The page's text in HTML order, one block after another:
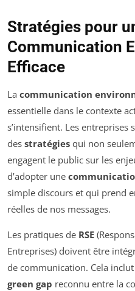
Stratégies pour
Communication
Efficace
La communication
essentielle dans le contexte
s’intensifient. Les entreprises
des stratégies qui non
engagent le public sur les
d’adopter une
simple discours et qui prend
réelles de nos messages.
Les pratiques de RSE
Entreprises) doivent être
de communication. Cela
green gap reconnu entre la